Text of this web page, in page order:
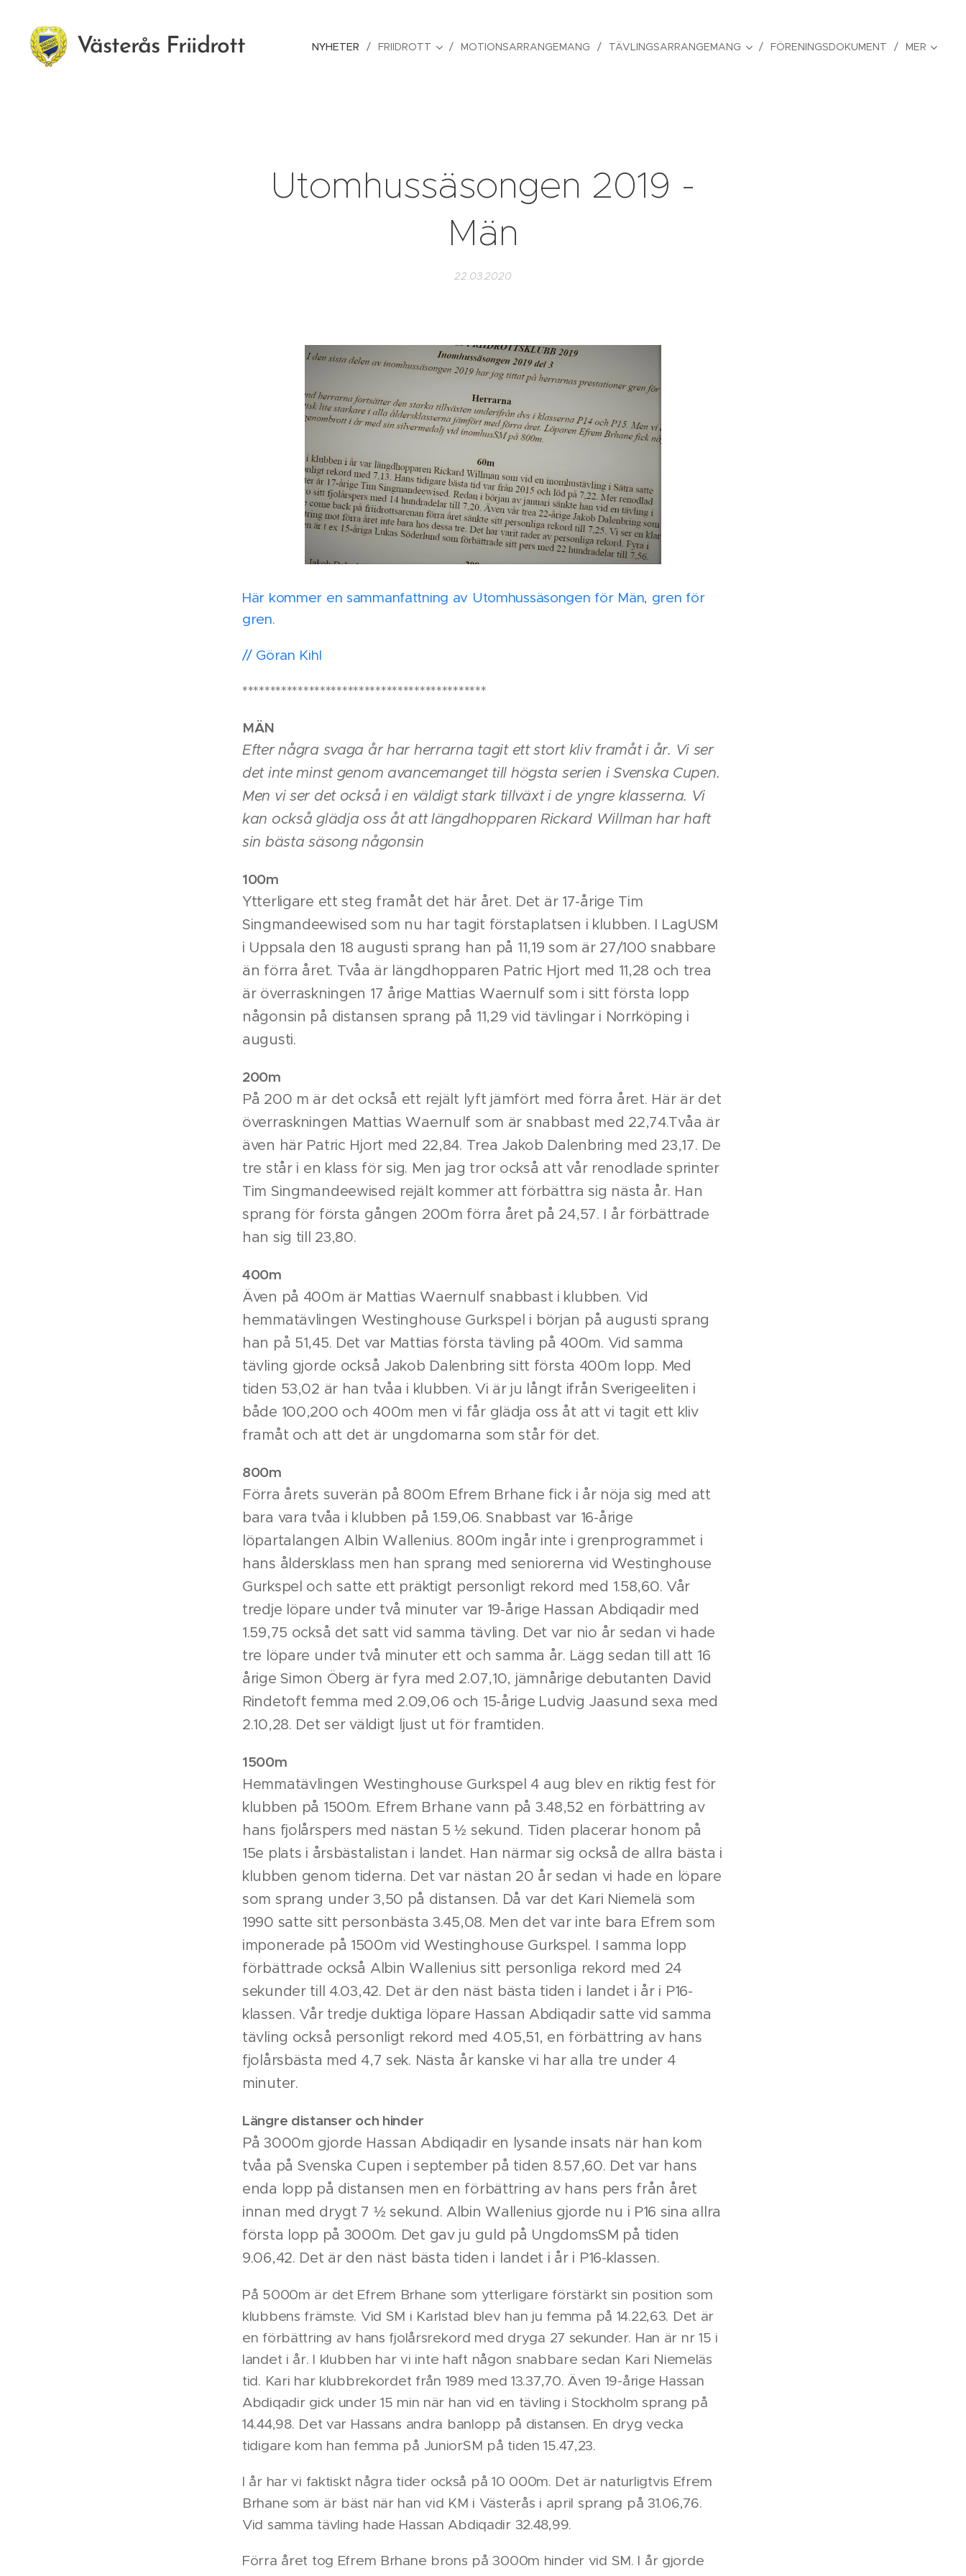
Västerås Friidrott NYHETER FRIIDROTT MOTIONSARRANGEMANG TÄVLINGSARRANGEMANG FÖRENINGSDOKUMENT MER
Utomhussäsongen 2019 -
Män
22.03.2020
Här kommer en sammanfattning av Utomhussäsongen för Män, gren för
gren.
// Göran Kihl
********************************************
MÄN
Efter några svaga år har herrarna tagit ett stort kliv framåt i år. Vi ser
det inte minst genom avancemanget till högsta serien i Svenska Cupen.
Men vi ser det också i en väldigt stark tillväxt i de yngre klasserna. Vi
kan också glädja oss åt att längdhopparen Rickard Willman har haft
sin bästa säsong någonsin
100m
Ytterligare ett steg framåt det här året. Det är 17-årige Tim
Singmandeewised som nu har tagit förstaplatsen i klubben. I LagUSM
i Uppsala den 18 augusti sprang han på 11,19 som är 27/100 snabbare
än förra året. Tvåa är längdhopparen Patric Hjort med 11,28 och trea
är överraskningen 17 årige Mattias Waernulf som i sitt första lopp
någonsin på distansen sprang på 11,29 vid tävlingar i Norrköping i
augusti.
200m
På 200 m är det också ett rejält lyft jämfört med förra året. Här är det
överraskningen Mattias Waernulf som är snabbast med 22,74.Tvåa är
även här Patric Hjort med 22,84. Trea Jakob Dalenbring med 23,17. De
tre står i en klass för sig. Men jag tror också att vår renodlade sprinter
Tim Singmandeewised rejält kommer att förbättra sig nästa år. Han
sprang för första gången 200m förra året på 24,57. I år förbättrade
han sig till 23,80.
400m
Även på 400m är Mattias Waernulf snabbast i klubben. Vid
hemmatävlingen Westinghouse Gurkspel i början på augusti sprang
han på 51,45. Det var Mattias första tävling på 400m. Vid samma
tävling gjorde också Jakob Dalenbring sitt första 400m lopp. Med
tiden 53,02 är han tvåa i klubben. Vi är ju långt ifrån Sverigeeliten i
både 100,200 och 400m men vi får glädja oss åt att vi tagit ett kliv
framåt och att det är ungdomarna som står för det.
800m
Förra årets suverän på 800m Efrem Brhane fick i år nöja sig med att
bara vara tvåa i klubben på 1.59,06. Snabbast var 16-årige
löpartalangen Albin Wallenius. 800m ingår inte i grenprogrammet i
hans åldersklass men han sprang med seniorerna vid Westinghouse
Gurkspel och satte ett präktigt personligt rekord med 1.58,60. Vår
tredje löpare under två minuter var 19-årige Hassan Abdiqadir med
1.59,75 också det satt vid samma tävling. Det var nio år sedan vi hade
tre löpare under två minuter ett och samma år. Lägg sedan till att 16
årige Simon Öberg är fyra med 2.07,10, jämnårige debutanten David
Rindetoft femma med 2.09,06 och 15-årige Ludvig Jaasund sexa med
2.10,28. Det ser väldigt ljust ut för framtiden.
1500m
Hemmatävlingen Westinghouse Gurkspel 4 aug blev en riktig fest för
klubben på 1500m. Efrem Brhane vann på 3.48,52 en förbättring av
hans fjolårspers med nästan 5 ½ sekund. Tiden placerar honom på
15e plats i årsbästalistan i landet. Han närmar sig också de allra bästa i
klubben genom tiderna. Det var nästan 20 år sedan vi hade en löpare
som sprang under 3,50 på distansen. Då var det Kari Niemelä som
1990 satte sitt personbästa 3.45,08. Men det var inte bara Efrem som
imponerade på 1500m vid Westinghouse Gurkspel. I samma lopp
förbättrade också Albin Wallenius sitt personliga rekord med 24
sekunder till 4.03,42. Det är den näst bästa tiden i landet i år i P16-
klassen. Vår tredje duktiga löpare Hassan Abdiqadir satte vid samma
tävling också personligt rekord med 4.05,51, en förbättring av hans
fjolårsbästa med 4,7 sek. Nästa år kanske vi har alla tre under 4
minuter.
Längre distanser och hinder
På 3000m gjorde Hassan Abdiqadir en lysande insats när han kom
tvåa på Svenska Cupen i september på tiden 8.57,60. Det var hans
enda lopp på distansen men en förbättring av hans pers från året
innan med drygt 7 ½ sekund. Albin Wallenius gjorde nu i P16 sina allra
första lopp på 3000m. Det gav ju guld på UngdomsSM på tiden
9.06,42. Det är den näst bästa tiden i landet i år i P16-klassen.
På 5000m är det Efrem Brhane som ytterligare förstärkt sin position som
klubbens främste. Vid SM i Karlstad blev han ju femma på 14.22,63. Det är
en förbättring av hans fjolårsrekord med dryga 27 sekunder. Han är nr 15 i
landet i år. I klubben har vi inte haft någon snabbare sedan Kari Niemeläs
tid. Kari har klubbrekordet från 1989 med 13.37,70. Även 19-årige Hassan
Abdiqadir gick under 15 min när han vid en tävling i Stockholm sprang på
14.44,98. Det var Hassans andra banlopp på distansen. En dryg vecka
tidigare kom han femma på JuniorSM på tiden 15.47,23.
I år har vi faktiskt några tider också på 10 000m. Det är naturligtvis Efrem
Brhane som är bäst när han vid KM i Västerås i april sprang på 31.06,76.
Vid samma tävling hade Hassan Abdiqadir 32.48,99.
Förra året tog Efrem Brhane brons på 3000m hinder vid SM. I år gjorde